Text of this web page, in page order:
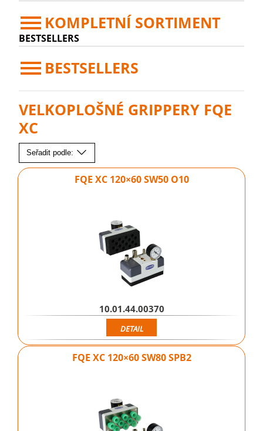
KOMPLETNÍ SORTIMENT
BESTSELLERS
BESTSELLERS
VELKOPLOŠNÉ GRIPPERY FQE
XC
Seřadit podle:
FQE XC 120×60 SW50 O10
10.01.44.00370
DETAIL
FQE XC 120×60 SW80 SPB2